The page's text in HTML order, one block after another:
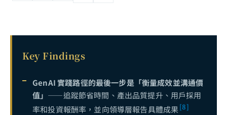
10
11 AI 客服與智能對話系統完全指南：從規則引擎到 LLM 驅動，打造 24/7 全通路智慧客服
企業知識管理 AI 完全指南：從文件搜尋到智能知識庫，用 RAG 與 LLM 解鎖組織隱性知識
Key Findings
GenAI 實踐路徑的最後一步是「衡量成效並溝通價
值」 ——追蹤節省時間、產出品質提升、用戶採用
率和投資報酬率，並向領導層報告具體成果 [8]